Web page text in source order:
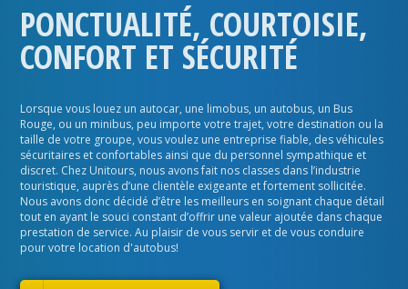
PONCTUALITÉ, COURTOISIE,
CONFORT ET SÉCURITÉ
Lorsque vous louez un autocar, une limobus, un autobus, un Bus
Rouge, ou un minibus, peu importe votre trajet, votre destination ou la
taille de votre groupe, vous voulez une entreprise fiable, des véhicules
sécuritaires et confortables ainsi que du personnel sympathique et
discret. Chez Unitours, nous avons fait nos classes dans l’industrie
touristique, auprès d’une clientèle exigeante et fortement sollicitée.
Nous avons donc décidé d’être les meilleurs en soignant chaque détail
tout en ayant le souci constant d’offrir une valeur ajoutée dans chaque
prestation de service. Au plaisir de vous servir et de vous conduire
pour votre location d'autobus!